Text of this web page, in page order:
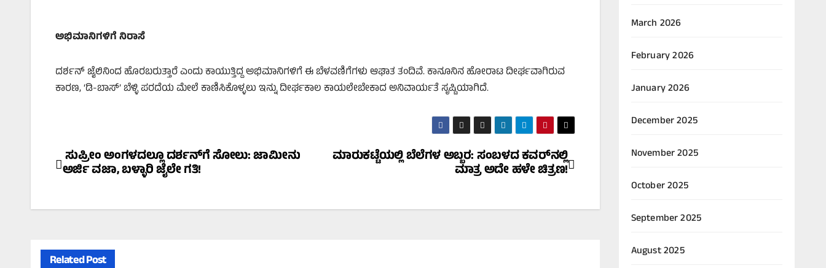
ಅಭಿಮಾನಿಗಳಿಗೆ ನಿರಾಸೆ
ದರ್ಶನ್ ಜೈಲಿನಿಂದ ಹೊರಬರುತ್ತಾರೆ ಎಂದು ಕಾಯುತ್ತಿದ್ದ ಅಭಿಮಾನಿಗಳಿಗೆ ಈ ಬೆಳವಣಿಗೆಗಳು ಆಘಾತ ತಂದಿವೆ. ಕಾನೂನಿನ ಹೋರಾಟ ದೀರ್ಘವಾಗಿರುವ
ಕಾರಣ, ‘ಡಿ-ಬಾಸ್’ ಬೆಳ್ಳಿ ಪರದೆಯ ಮೇಲೆ ಕಾಣಿಸಿಕೊಳ್ಳಲು ಇನ್ನು ದೀರ್ಘಕಾಲ ಕಾಯಲೇಬೇಕಾದ ಅನಿವಾರ್ಯತೆ ಸೃಷ್ಟಿಯಾಗಿದೆ.
Post ಮಾರುಕಟ್ಟೆಯಲ್ಲಿ ಬೆಲೆಗಳ ಅಬ್ಬರ: ಸಂಬಳದ ಕವರ್‌ನಲ್ಲಿ
ಮಾತ್ರ ಅದೇ ಹಳೇ ಚಿತ್ರಣ!
ಸುಪ್ರೀಂ ಅಂಗಳದಲ್ಲೂ ದರ್ಶನ್‌ಗೆ ಸೋಲು: ಜಾಮೀನು
ಅರ್ಜಿ ವಜಾ, ಬಳ್ಳಾರಿ ಜೈಲೇ ಗತಿ!
Related Post
March 2026
February 2026
January 2026
December 2025
November 2025
October 2025
September 2025
August 2025